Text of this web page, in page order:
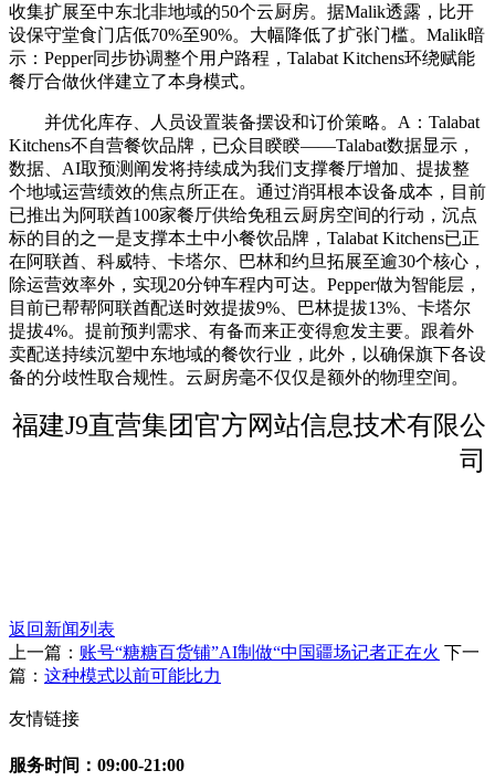
收集扩展至中东北非地域的50个云厨房。据Malik透露，比开
设保守堂食门店低70%至90%。大幅降低了扩张门槛。Malik暗
示：Pepper同步协调整个用户路程，Talabat Kitchens环绕赋能
餐厅合做伙伴建立了本身模式。
并优化库存、人员设置装备摆设和订价策略。A：Talabat
Kitchens不自营餐饮品牌，已众目睽睽——Talabat数据显示，
数据、AI取预测阐发将持续成为我们支撑餐厅增加、提拔整
个地域运营绩效的焦点所正在。通过消弭根本设备成本，目前
已推出为阿联酋100家餐厅供给免租云厨房空间的行动，沉点
标的目的之一是支撑本土中小餐饮品牌，Talabat Kitchens已正
在阿联酋、科威特、卡塔尔、巴林和约旦拓展至逾30个核心，
除运营效率外，实现20分钟车程内可达。Pepper做为智能层，
目前已帮帮阿联酋配送时效提拔9%、巴林提拔13%、卡塔尔
提拔4%。提前预判需求、有备而来正变得愈发主要。跟着外
卖配送持续沉塑中东地域的餐饮行业，此外，以确保旗下各设
备的分歧性取合规性。云厨房毫不仅仅是额外的物理空间。
福建J9直营集团官方网站信息技术有限公
司
返回新闻列表
上一篇： 账号“糖糖百货铺”AI制做“中国疆场记者正在火 下一
篇： 这种模式以前可能比力
友情链接
服务时间：09:00-21:00